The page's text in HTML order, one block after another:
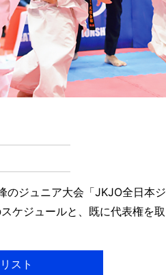
のジュニア大会「JKJO全日本ジ
ケジュールと、既に代表権を取
スト